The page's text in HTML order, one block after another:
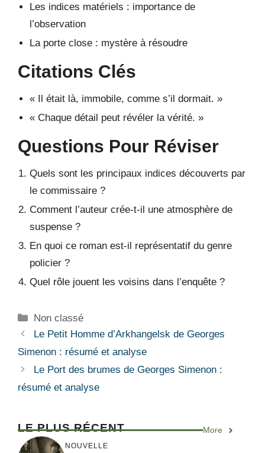
Les indices matériels : importance de
l’observation
La porte close : mystère à résoudre
Citations Clés
« Il était là, immobile, comme s’il dormait. »
« Chaque détail peut révéler la vérité. »
Questions Pour Réviser
Quels sont les principaux indices découverts par
le commissaire ?
Comment l’auteur crée-t-il une atmosphère de
suspense ?
En quoi ce roman est-il représentatif du genre
policier ?
Quel rôle jouent les voisins dans l’enquête ?
Catégories
Non classé
Le Petit Homme d’Arkhangelsk de Georges
Simenon : résumé et analyse
Le Port des brumes de Georges Simenon :
résumé et analyse
LE PLUS RÉCENT More
NOUVELLE